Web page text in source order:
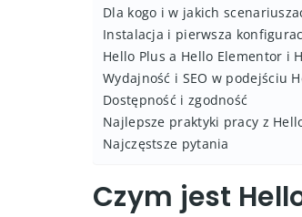
Dla kogo i w jakich
Instalacja i pierwsza
Hello Plus a Hello Elementor i
Wydajność i SEO w podejściu
Dostępność i zgodność
Najlepsze praktyki pracy z
Najczęstsze pytania
Czym jest